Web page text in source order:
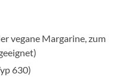
vegane Margarine, zum
630)